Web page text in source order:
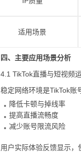
适用场景
四、主要应用场景分析
4.1 TikTok直播与短视频
稳定网络环境是TikTok账
降低卡顿与掉线率
提高直播流畅度
减少账号限流风险
用户实际体验反馈显示，